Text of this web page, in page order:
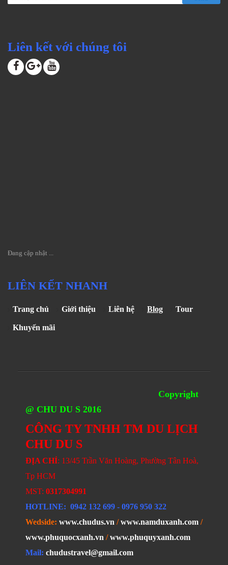
Liên kết với chúng tôi
Đang cập nhật ...
LIÊN KẾT NHANH
Trang chủ Giới thiệu Liên hệ Blog Tour
Khuyến mãi
Copyright
@ CHU DU S 2016
CÔNG TY TNHH TM DU LỊCH
CHU DU S
ĐỊA CHỈ: 13/45 Trần Văn Hoàng, Phường Tân Hoà,
Tp HCM
MST: 0317304991
HOTLINE: 0942 132 699 - 0976 950 322
Wedside: www.chudus.vn /www.namduxanh.com /
www.phuquocxanh.vn /www.phuquyxanh.com
Mail: chudustravel@gmail.com